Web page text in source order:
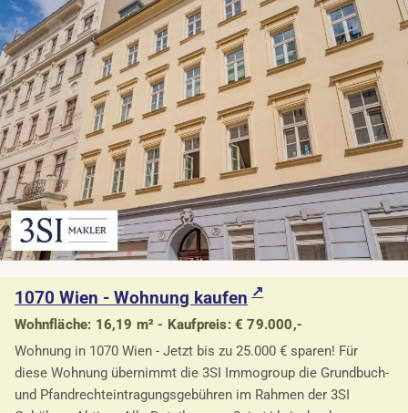
1070 Wien - Wohnung kaufen
Wohnfläche: 16,19 m² - Kaufpreis: € 79.000,-
Wohnung in 1070 Wien - Jetzt bis zu 25.000 € sparen! Für
diese Wohnung übernimmt die 3SI Immogroup die Grundbuch-
und Pfandrechteintragungsgebühren im Rahmen der 3SI